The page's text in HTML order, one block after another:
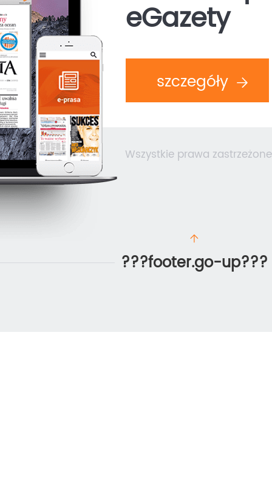
eGazety
szczegóły
Wszystkie prawa
???footer.go-up???